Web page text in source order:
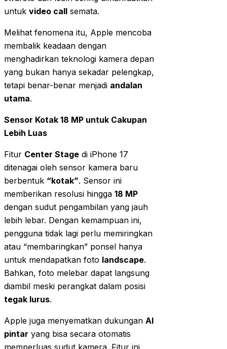
untuk video call semata.
Melihat fenomena itu, Apple mencoba
membalik keadaan dengan
menghadirkan teknologi kamera depan
yang bukan hanya sekadar pelengkap,
tetapi benar-benar menjadi andalan
utama.
Sensor Kotak 18 MP untuk Cakupan
Lebih Luas
Fitur Center Stage di iPhone 17
ditenagai oleh sensor kamera baru
berbentuk “kotak”. Sensor ini
memberikan resolusi hingga 18 MP
dengan sudut pengambilan yang jauh
lebih lebar. Dengan kemampuan ini,
pengguna tidak lagi perlu memiringkan
atau “membaringkan” ponsel hanya
untuk mendapatkan foto landscape.
Bahkan, foto melebar dapat langsung
diambil meski perangkat dalam posisi
tegak lurus.
Apple juga menyematkan dukungan AI
pintar yang bisa secara otomatis